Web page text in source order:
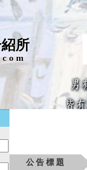
所
c o m
公 告 標 題